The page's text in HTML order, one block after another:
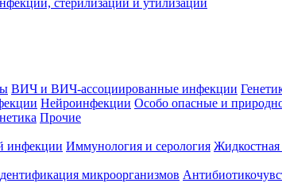
стерилизации и утилизации
ВИЧ и ВИЧ-ассоциированные инфекции
Нейроинфекции Особо опасные и
Прочие
инфекции Иммунология и серология Жидкостная
микроорганизмов